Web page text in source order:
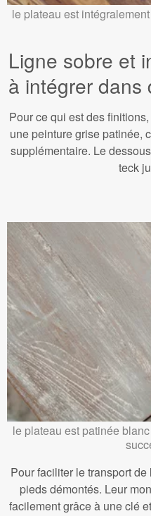
le plateau est
Ligne sobre et
à intégrer dans
Pour ce qui est des
une peinture grise patinée,
supplémentaire. Le
teck
le plateau est patinée
Pour faciliter le transport
pieds démontés. Leur
facilement grâce à une clé